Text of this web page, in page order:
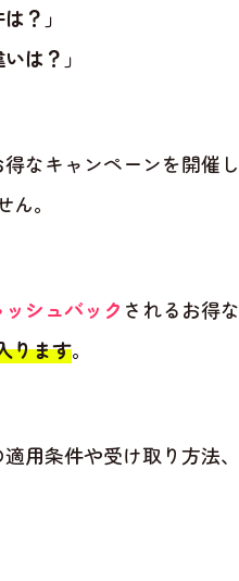
？」
は？」
なキャンペーンを開催
。
ッシュバック されるお得
ります。
用条件や受け取り方法